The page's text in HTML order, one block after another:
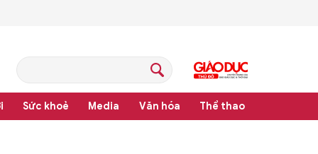
Sức khoẻ Media Văn hóa Thể thao